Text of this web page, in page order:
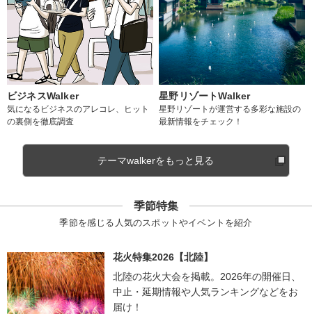
ビジネスWalker
気になるビジネスのアレコレ、ヒット
の裏側を徹底調査
星野リゾートWalker
星野リゾートが運営する多彩な施設の
最新情報をチェック！
テーマwalkerをもっと見る
季節特集
季節を感じる人気のスポットやイベントを紹介
花火特集2026【北陸】
北陸の花火大会を掲載。2026年の開催日、
中止・延期情報や人気ランキングなどをお
届け！